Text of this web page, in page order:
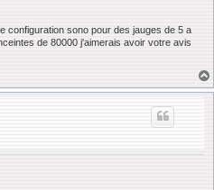
configuration sono pour des jauges de 5 a
de 80000 j'aimerais avoir votre avis